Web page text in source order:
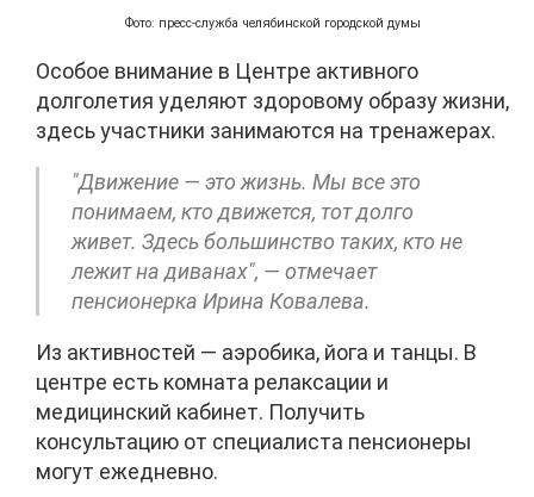
Фото: пресс-служба челябинской городской думы
Особое внимание в Центре активного
долголетия уделяют здоровому образу жизни,
здесьучастники занимаются на тренажерах.
"Движение — это жизнь. Мы все это
понимаем, кто движется, тот долго
живет. Здесь большинство таких, кто не
лежит на диванах", — отмечает
пенсионерка Ирина Ковалева.
Из активностей — аэробика, йога и танцы. В
центре есть комната релаксации и
медицинский кабинет. Получить
консультацию от специалиста пенсионеры
могут ежедневно.